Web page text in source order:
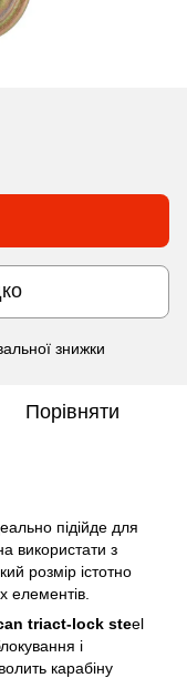
знижки
Порівняти
підійде для
використати з
розмір істотно
елементів.
triact-lock steel
і
карабіну